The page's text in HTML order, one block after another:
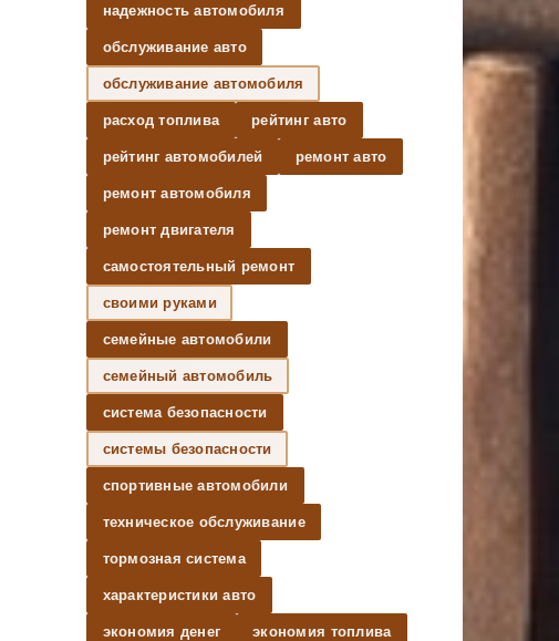
Внешний вид
Престижный,
классический
Современный,
стильный
надежность автомобиля
обслуживание авто
обслуживание автомобиля
расход топлива рейтинг авто
рейтинг автомобилей ремонт авто
ремонт автомобиля
ремонт двигателя
самостоятельный ремонт
своими руками
семейные автомобили
семейный автомобиль
система безопасности
системы безопасности
спортивные автомобили
техническое обслуживание
тормозная система
характеристики авто
экономия денег экономия топлива